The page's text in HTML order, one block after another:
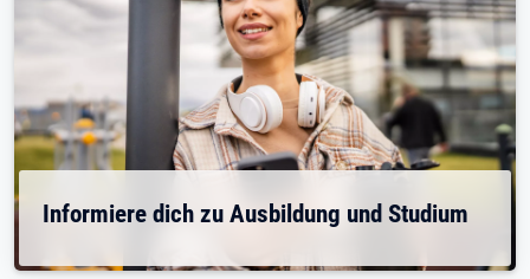
Informiere dich zu Ausbildung und Studium